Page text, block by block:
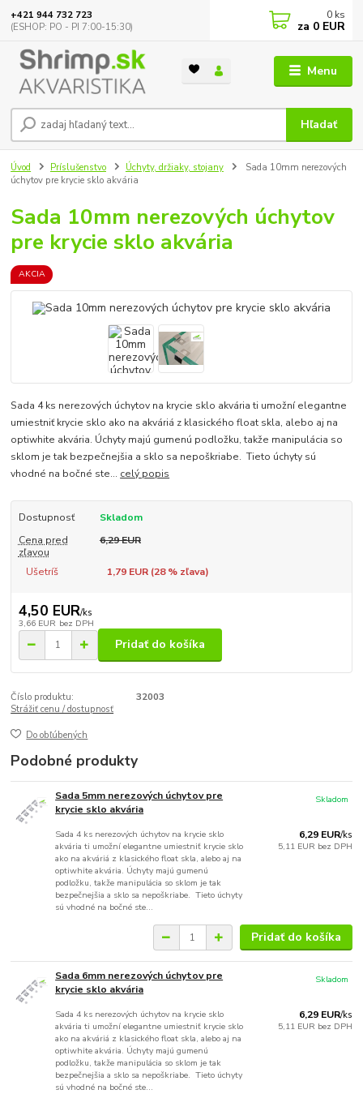
Menu
Hľadať
+421 944 732 723
(ESHOP: PO - PI 7:00-15:30)
0 ks
za 0 EUR
Úvod Príslušenstvo Úchyty, držiaky, stojany
Sada 10mm nerezových
úchytov pre krycie sklo akvária
Sada 10mm nerezových úchytov
pre krycie sklo akvária
AKCIA
Sada 4 ks nerezových úchytov na krycie sklo akvária ti umožní elegantne
umiestniť krycie sklo ako na akváriá z klasického float skla, alebo aj na
optiwhite akvária. Úchyty majú gumenú podložku, takže manipulácia so
sklom je tak bezpečnejšia a sklo sa nepoškriabe. Tieto úchyty sú
vhodné na bočné ste... celý popis
Dostupnosť
Skladom
Cena pred
zľavou
6,29 EUR
Ušetríš 1,79 EUR (28% zľava)
4,50 EUR/ks
3,66 EUR bez DPH
Pridať do košíka
Číslo produktu:
32003
Strážiť cenu / dostupnosť
Do obľúbených
Podobné produkty
Sada 5mm nerezových úchytov pre
krycie sklo akvária
Sada 4 ks nerezových úchytov na krycie sklo
akvária ti umožní elegantne umiestniť krycie sklo
ako na akváriá z klasického float skla, alebo aj na
optiwhite akvária. Úchyty majú gumenú
podložku, takže manipulácia so sklom je tak
bezpečnejšia a sklo sa nepoškriabe. Tieto úchyty
sú vhodné na bočné ste...
6,29 EUR/ks
5,11 EUR bez DPH
Skladom
Pridať do košíka
Sada 6mm nerezových úchytov pre
krycie sklo akvária
Sada 4 ks nerezových úchytov na krycie sklo
akvária ti umožní elegantne umiestniť krycie sklo
ako na akváriá z klasického float skla, alebo aj na
optiwhite akvária. Úchyty majú gumenú
podložku, takže manipulácia so sklom je tak
bezpečnejšia a sklo sa nepoškriabe. Tieto úchyty
sú vhodné na bočné ste...
6,29 EUR/ks
5,11 EUR bez DPH
Skladom